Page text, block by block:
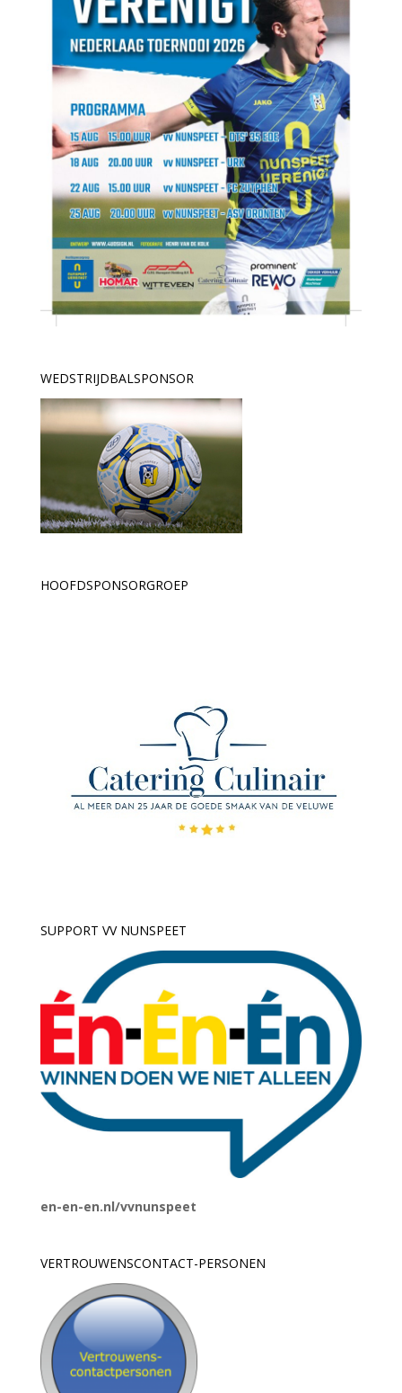
WEDSTRIJDBALSPONSOR
HOOFDSPONSORGROEP
SUPPORT VV NUNSPEET
en-en-en.nl/vvnunspeet
VERTROUWENSCONTACT-PERSONEN